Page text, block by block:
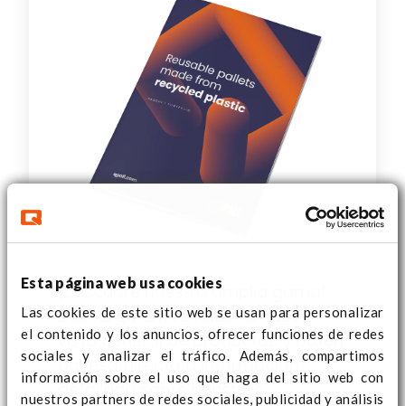
Esta página web usa cookies
Las cookies de este sitio web se usan para personalizar
el contenido y los anuncios, ofrecer funciones de redes
sociales y analizar el tráfico. Además, compartimos
información sobre el uso que haga del sitio web con
nuestros partners de redes sociales, publicidad y análisis
¡Descubre nuestra amplia gama!
Descarga ahora nuestra nueva
vista general de productos y obtén
acceso directo a información
detallada sobre nuestros